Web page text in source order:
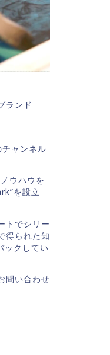
ランド
ャンネル
ウハウを
を設立
トでシリー
得られた知
ックしてい
問い合わせ